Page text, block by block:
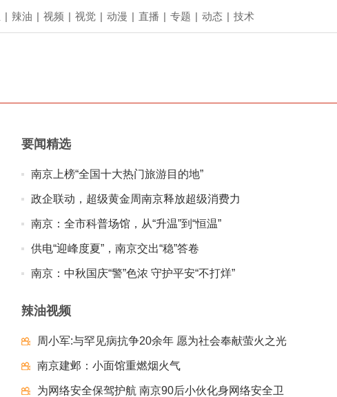
| 辣油 | 视频 | 视觉 | 动漫 | 直播 | 专题 | 动态 | 技术
要闻精选
南京上榜“全国十大热门旅游目的地”
政企联动，超级黄金周南京释放超级消费力
南京：全市科普场馆，从“升温”到“恒温”
供电“迎峰度夏”，南京交出“稳”答卷
南京：中秋国庆“警”色浓 守护平安“不打烊”
辣油视频
周小军:与罕见病抗争20余年 愿为社会奉献萤火之光
南京建邺：小面馆重燃烟火气
为网络安全保驾护航 南京90后小伙化身网络安全卫